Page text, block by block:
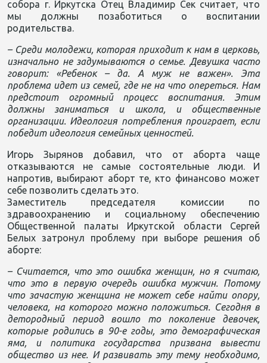
собора г. Иркутска Отец Владимир Сек считает, что
мы должны позаботиться о воспитании
родительства.
– Среди молодежи, которая приходит к нам в церковь,
изначально не задумываются о семье. Девушка часто
говорит: «Ребенок – да. А муж не важен». Эта
проблема идет из семей, где не на что опереться. Нам
предстоит огромный процесс воспитания. Этим
должны заниматься и школа, и общественные
организации. Идеология потребления проиграет, если
победит идеология семейных ценностей.
Игорь Зырянов добавил, что от аборта чаще
отказываются не самые состоятельные люди. И
напротив, выбирают аборт те, кто финансово может
себе позволить сделать это.
Заместитель председателя комиссии по
здравоохранению и социальному обеспечению
Общественной палаты Иркутской области Сергей
Белых затронул проблему при выборе решения об
аборте:
– Считается, что это ошибка женщин, но я считаю,
что это в первую очередь ошибка мужчин. Потому
что зачастую женщина не может себе найти опору,
человека, на которого можно положиться. Сегодня в
детородный период вошло то поколение девочек,
которые родились в 90-е годы, это демографическая
яма, и политика государства призвана вывести
общество из нее. И развивать эту тему необходимо,